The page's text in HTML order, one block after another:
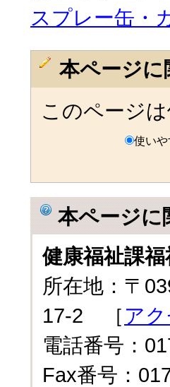
スプレー缶・
本ページ
このページ
使い
本ページに
健康福祉課
所在地：〒
17-2 ［ ア
電話番号：
Fax番号：